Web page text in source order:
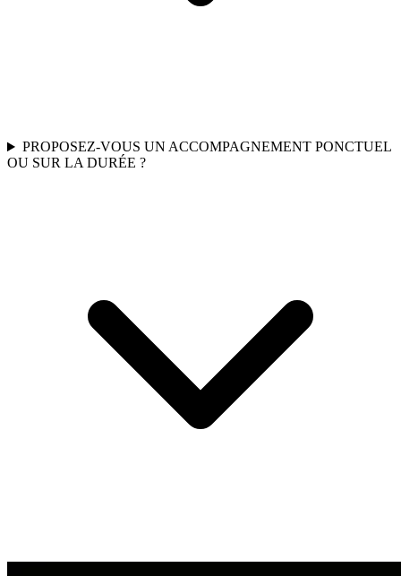
PROPOSEZ-VOUS UN ACCOMPAGNEMENT PONCTUEL
OU SUR LA DURÉE ?